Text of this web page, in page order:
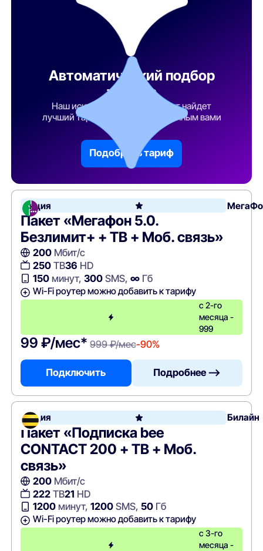
Автоматический подбор
тарифа
Наш искусственный интеллект найдет
лучший тарифный план по указанным вами
Подобрать тариф
Акция
Пакет «Мегафон 5.0.
Безлимит+ + ТВ + Моб. связь»
200Мбит/с
250ТВ36 HD
150минут, 300SMS, ∞Гб
Wi-Fi роутер можно добавить к тарифу
с 2-го
месяца -
999
99 ₽/мес* 999 ₽/мес-90%
Подключить Подробнее —>
Акция Билайн
Пакет «Подписка bee
CONTACT 200 + ТВ + Моб.
связь»
200Мбит/с
222ТВ21 HD
1200минут, 1200SMS, 50Гб
Wi-Fi роутер можно добавить к тарифу
с 3-го
месяца -